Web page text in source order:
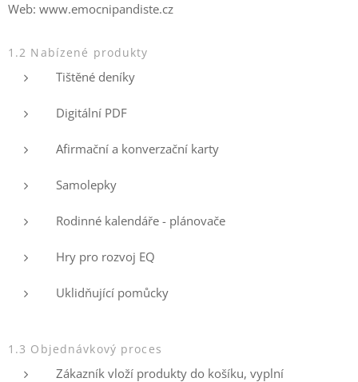
Web: www.emocnipandiste.cz
1.2 Nabízené produkty
Tištěné deníky
Digitální PDF
Afirmační a konverzační karty
Samolepky
Rodinné kalendáře - plánovače
Hry pro rozvoj EQ
Uklidňující pomůcky
1.3 Objednávkový proces
Zákazník vloží produkty do košíku, vyplní